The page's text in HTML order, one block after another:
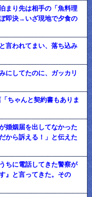
まり先は相手の「魚料理
即決→いざ現地で夕食の
言われてまい、落ち込み
にしてたのに、ガッカリ
ちゃんと契約書もありま
婚姻届を出してなかった
から訴える！」と伝えた
ちに電話してきた警察が
』と言ってきた。その